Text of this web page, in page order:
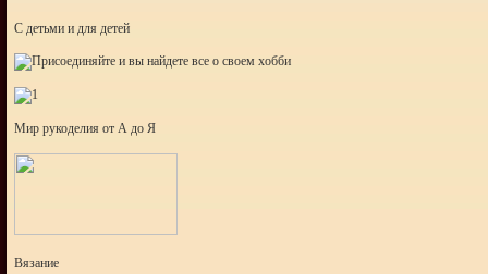
С детьми и для детей
Мир рукоделия от А до Я
Вязание